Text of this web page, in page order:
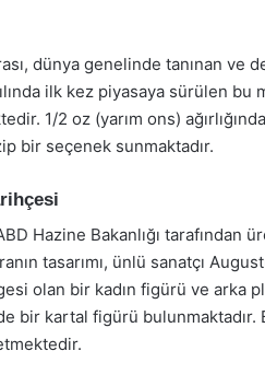
dünya genelinde tanınan ve
ilk kez piyasaya sürülen bu
1/2 oz (yarım ons)
bir seçenek sunmaktadır.
Hazine Bakanlığı tarafından
tasarımı, ünlü sanatçı
olan bir kadın figürü ve
bir kartal figürü bulunmaktadır.